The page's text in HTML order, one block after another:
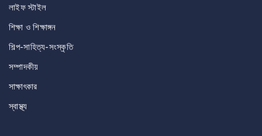
লাইফ স্টাইল
শিক্ষা ও শিক্ষাঙ্গন
শিল্প-সাহিত্য-সংস্কৃতি
সম্পাদকীয়
সাক্ষাৎকার
স্বাস্থ্য